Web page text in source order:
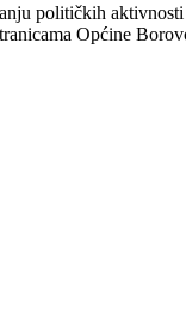
političkih
Općine